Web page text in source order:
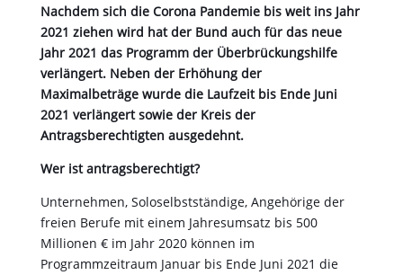
Nachdem sich die Corona Pandemie bis weit ins Jahr
2021 ziehen wird hat der Bund auch für das neue
Jahr 2021 das Programm der Überbrückungshilfe
verlängert. Neben der Erhöhung der
Maximalbeträge wurde die Laufzeit bis Ende Juni
2021 verlängert sowie der Kreis der
Antragsberechtigten ausgedehnt.
Wer ist antragsberechtigt?
Unternehmen, Soloselbstständige, Angehörige der
freien Berufe mit einem Jahresumsatz bis 500
Millionen € im Jahr 2020 können im
Programmzeitraum Januar bis Ende Juni 2021 die